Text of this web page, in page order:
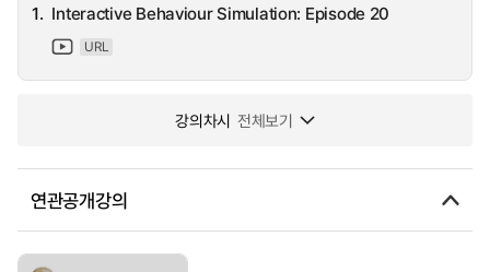
1. Interactive Behaviour Simulation: Episode 20
URL
강의차시 전체보기
연관공개강의